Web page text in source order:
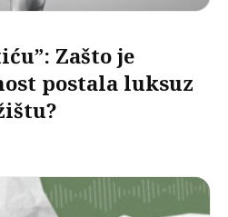
Zašto je
postala luksuz